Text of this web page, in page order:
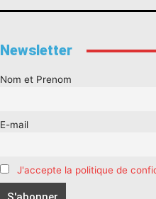
Newsletter
Nom et Prenom
E-mail
J'accepte la politique de